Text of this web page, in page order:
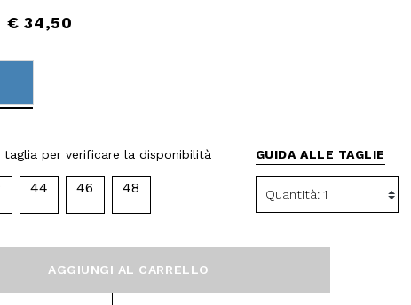
€ 34,50
taglia per verificare la disponibilità GUIDA ALLE TAGLIE
44 46 48
AGGIUNGI AL CARRELLO